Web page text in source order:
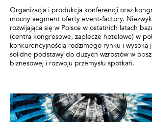
Organizacja i produkcja konferencji oraz
mocny segment oferty event-factory.
rozwijająca się w Polsce w ostatnich latach
(centra kongresowe, zaplecze hotelowe) w
konkurencyjnością rodzimego rynku i wysoką
solidne podstawy do dużych wzrostów w
biznesowej i rozwoju przemysłu spotkań.